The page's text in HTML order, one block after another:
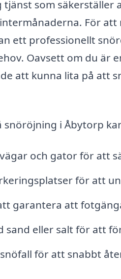
som
För
ett professionellt
Oavsett om du är
att kunna lita på att
snöröjning i Åbytorp
och gator för att
för att
garantera att
sand eller salt för att
för att snabbt